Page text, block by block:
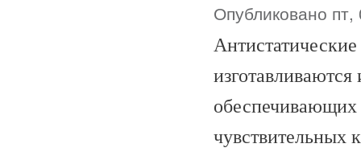
Опубликовано
чувствительных